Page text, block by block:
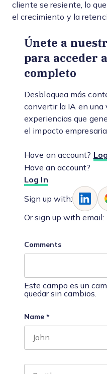
cliente se resiente, lo
el crecimiento y la
Únete a
para acceder
completo
Desbloquea más
convertir la IA en una
experiencias que
el impacto empresarial.
Have an account?
Have an account?
Log In
Sign up with:
Or sign up with email:
Comments
Este campo es un
quedar sin cambios.
Name *